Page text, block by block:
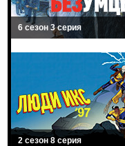
6 сезон 3 серия
2 сезон 8 серия